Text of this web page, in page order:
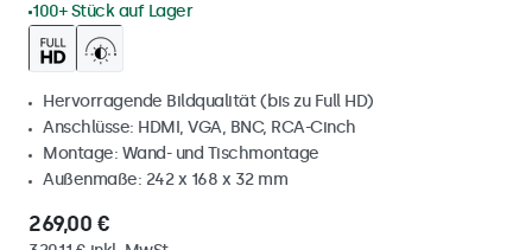
100+ Stück auf Lager
Hervorragende Bildqualität (bis zu Full HD)
Anschlüsse: HDMI, VGA, BNC, RCA-Cinch
Montage: Wand- und Tischmontage
Außenmaße: 242 x 168 x 32 mm
269,00 €